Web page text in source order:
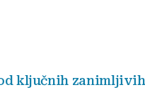
ključnih